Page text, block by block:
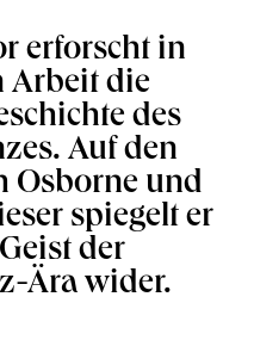
erforscht in
Arbeit die
des
Auf den
Osborne und
spiegelt er
der
Ära wider.